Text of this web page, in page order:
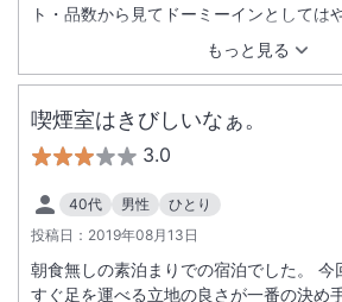
もっと見る
ト・品数から見てドーミーインとしては
喫煙室はきびしいなぁ。
3.0
40代 男性
ひとり
投稿日： 2019年08月13日
朝食無しの素泊まりでの宿泊でした。 今
すぐ足を運べる立地の良さが一番の決め